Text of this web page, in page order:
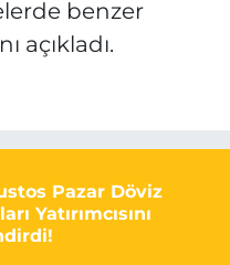
benzer
açıkladı.
Pazar Döviz
Yatırımcısını